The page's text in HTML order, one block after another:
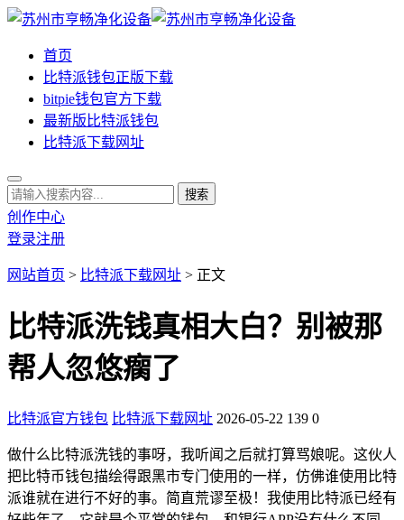
首页
比特派钱包正版下载
bitpie钱包官方下载
最新版比特派钱包
比特派下载网址
创作中心
登录注册
网站首页 > 比特派下载网址 > 正文
比特派洗钱真相大白？别被那
帮人忽悠瘸了
比特派官方钱包 比特派下载网址 2026-05-22 139 0
做什么比特派洗钱的事呀，我听闻之后就打算骂娘呢。这伙人
把比特币钱包描绘得跟黑市专门使用的一样，仿佛谁使用比特
派谁就在进行不好的事。简直荒谬至极！我使用比特派已经有